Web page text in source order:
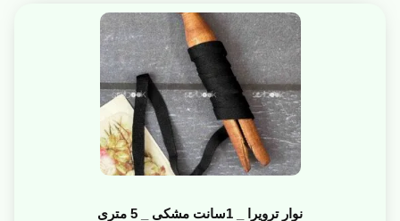
نوار ترویرا _ 1سانت مشکی _ 5 متری